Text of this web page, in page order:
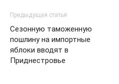
Предыдущая статья
Сезонную таможенную
пошлину на импортные
яблоки вводят в
Приднестровье